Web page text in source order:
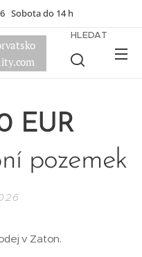
Sobota do 14 h
HLEDAT
EUR
pozemek
v Zaton.